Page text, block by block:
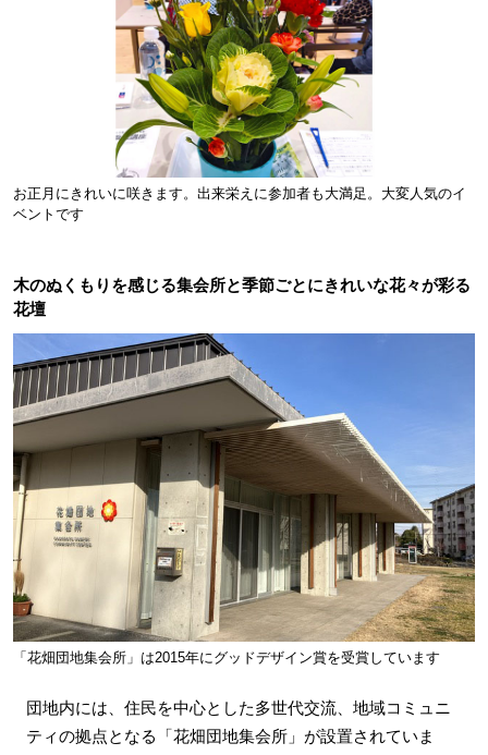
お正月にきれいに咲きます。出来栄えに参加者も大満足。大変人気のイ
ベントです
木のぬくもりを感じる集会所と季節ごとにきれいな花々が彩る
花壇
「花畑団地集会所」は2015年にグッドデザイン賞を受賞しています
団地内には、住民を中心とした多世代交流、地域コミュニ
ティの拠点となる「花畑団地集会所」が設置されていま